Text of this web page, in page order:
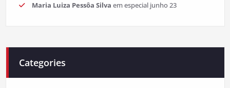
Maria Luiza Pessôa Silva emespecial junho 23
Categories